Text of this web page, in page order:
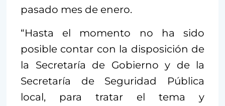
pasado mes de enero.
“Hasta el momento no ha sido
posible contar con la disposición de
la Secretaría de Gobierno y de la
Secretaría de Seguridad Pública
local, para tratar el tema y